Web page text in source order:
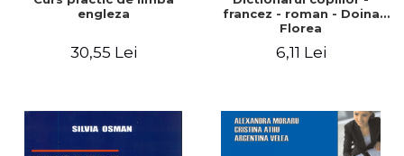
engleza
30,55 Lei
francez - roman - Doina
Florea
6,11 Lei